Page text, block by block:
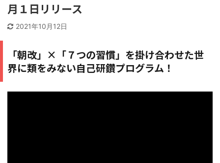
月１日リリース
2021年10月12日
「朝改」×「７つの習慣」を掛け合わせた世
界に類をみない自己研鑽プログラム！